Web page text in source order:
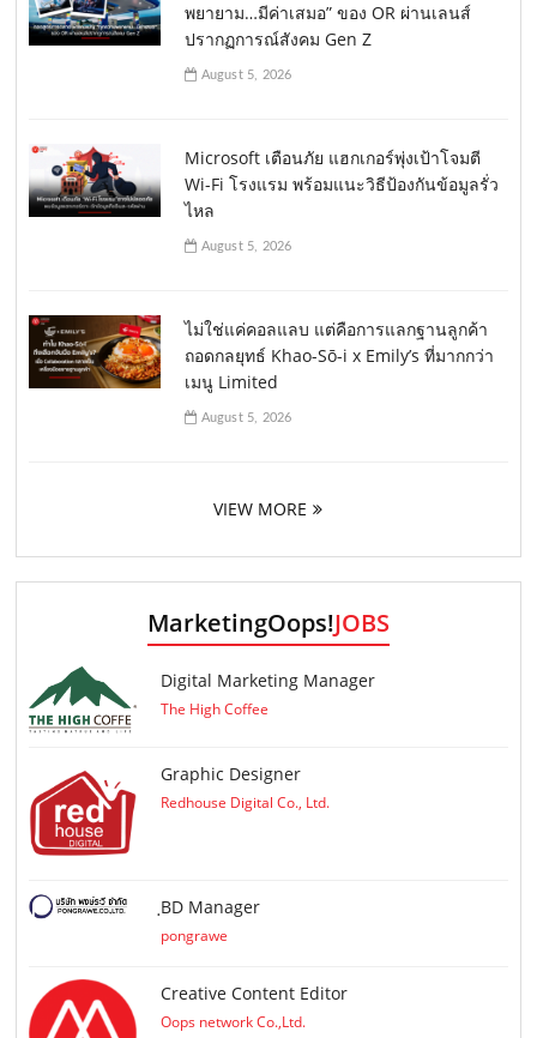
พยายาม…มีค่าเสมอ” ของ OR ผ่านเลนส์
ปรากฏการณ์สังคม Gen Z
August 5, 2026
Microsoft เตือนภัย แฮกเกอร์พุ่งเป้าโจมตี
Wi-Fi โรงแรม พร้อมแนะวิธีป้องกันข้อมูลรั่ว
ไหล
August 5, 2026
ไม่ใช่แค่คอลแลบ แต่คือการแลกฐานลูกค้า
ถอดกลยุทธ์ Khao-Sō-i x Emily’s ที่มากกว่า
เมนู Limited
August 5, 2026
VIEW MORE
MarketingOops!JOBS
Digital Marketing Manager
The High Coffee
Graphic Designer
Redhouse Digital Co., Ltd.
ฺBD Manager
pongrawe
Creative Content Editor
Oops network Co.,Ltd.